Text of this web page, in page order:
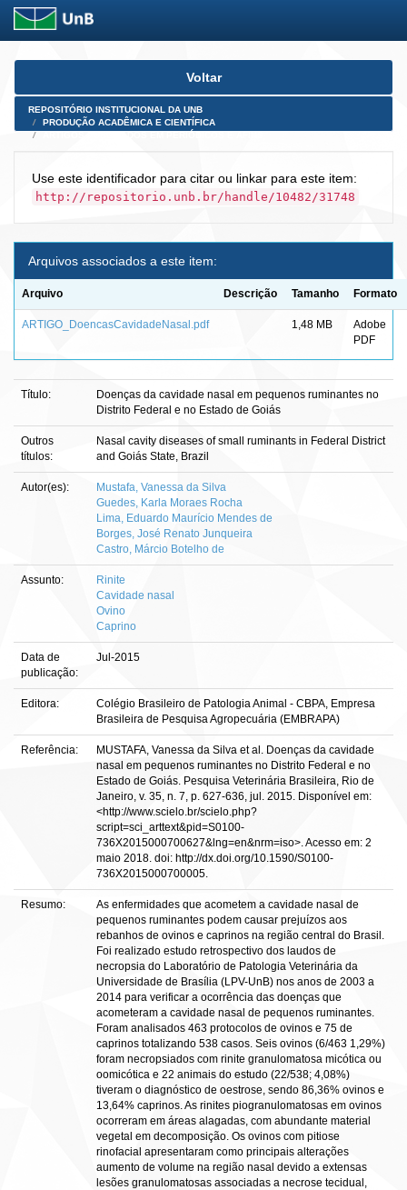
Skip
Voltar
REPOSITÓRIO INSTITUCIONAL DA UNB
PRODUÇÃO ACADÊMICA E CIENTÍFICA
Use este identificador para citar ou linkar para este item:
http://repositorio.unb.br/handle/10482/31748
Arquivos associados a este item:
Arquivo Descrição Tamanho Formato
ARTIGO_DoencasCavidadeNasal.pdf 1,48 MB
Adobe
PDF
Título:
Doenças da cavidade nasal em pequenos ruminantes no
Distrito Federal e no Estado de Goiás
Outros
títulos:
Nasal cavity diseases of small ruminants in Federal District
and Goiás State, Brazil
Autor(es):
Mustafa, Vanessa da Silva
Guedes, Karla Moraes Rocha
Lima, Eduardo Maurício Mendes de
Borges, José Renato Junqueira
Castro, Márcio Botelho de
Assunto:
Rinite
Cavidade nasal
Ovino
Caprino
Data de
publicação:
Jul-2015
Editora:
Colégio Brasileiro de Patologia Animal - CBPA, Empresa
Brasileira de Pesquisa Agropecuária (EMBRAPA)
Referência:
MUSTAFA, Vanessa da Silva et al. Doenças da cavidade
nasal em pequenos ruminantes no Distrito Federal e no
Estado de Goiás. Pesquisa Veterinária Brasileira, Rio de
Janeiro, v. 35, n. 7, p. 627-636, jul. 2015. Disponível em:
<http://www.scielo.br/scielo.php?
script=sci_arttext&pid=S0100-
736X2015000700627&lng=en&nrm=iso>. Acesso em: 2
maio 2018. doi: http://dx.doi.org/10.1590/S0100-
736X2015000700005.
Resumo:
As enfermidades que acometem a cavidade nasal de
pequenos ruminantes podem causar prejuízos aos
rebanhos de ovinos e caprinos na região central do Brasil.
Foi realizado estudo retrospectivo dos laudos de
necropsia do Laboratório de Patologia Veterinária da
Universidade de Brasília (LPV-UnB) nos anos de 2003 a
2014 para verificar a ocorrência das doenças que
acometeram a cavidade nasal de pequenos ruminantes.
Foram analisados 463 protocolos de ovinos e 75 de
caprinos totalizando 538 casos. Seis ovinos (6/463 1,29%)
foram necropsiados com rinite granulomatosa micótica ou
oomicótica e 22 animais do estudo (22/538; 4,08%)
tiveram o diagnóstico de oestrose, sendo 86,36% ovinos e
13,64% caprinos. As rinites piogranulomatosas em ovinos
ocorreram em áreas alagadas, com abundante material
vegetal em decomposição. Os ovinos com pitiose
rinofacial apresentaram como principais alterações
aumento de volume na região nasal devido a extensas
lesões granulomatosas associadas a necrose tecidual,